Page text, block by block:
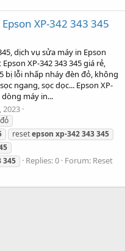
XP-342 343 345
dịch vụ sửa máy in Epson
XP-342 343 345 giá rẻ,
bị lỗi nhấp nháy đèn đỏ, không
ngang, sọc dọc... Epson XP-
máy in...
2023
resetepson xp-342343345
345 Replies: 0 Forum: Reset